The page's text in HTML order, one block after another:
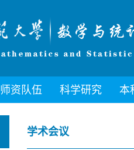
师资队伍 科学研究 本
学术会议